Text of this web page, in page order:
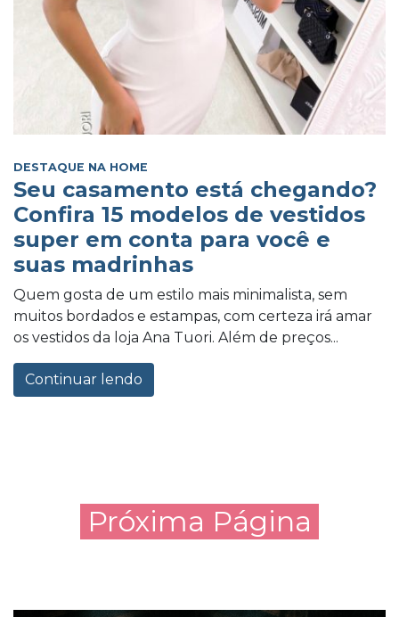
DESTAQUE NA HOME
Seu casamento está chegando?
Confira 15 modelos de vestidos
super em conta para você e
suas madrinhas
Quem gosta de um estilo mais minimalista, sem
muitos bordados e estampas, com certeza irá amar
os vestidos da loja Ana Tuori. Além de preços...
Continuar lendo
Próxima Página